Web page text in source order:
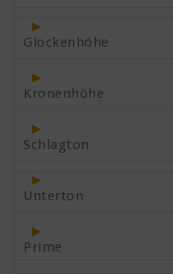
Glockenhöhe
Kronenhöhe
Schlagton
Unterton
Prime